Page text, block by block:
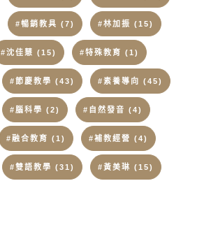
#暢銷教具 (7) #林加振 (15)
#沈佳慧 (15) #特殊教育 (1)
#節慶教學 (43) #素養導向 (45)
#腦科學 (2) #自然發音 (4)
#融合教育 (1) #補教經營 (4)
#雙語教學 (31) #黃美琳 (15)